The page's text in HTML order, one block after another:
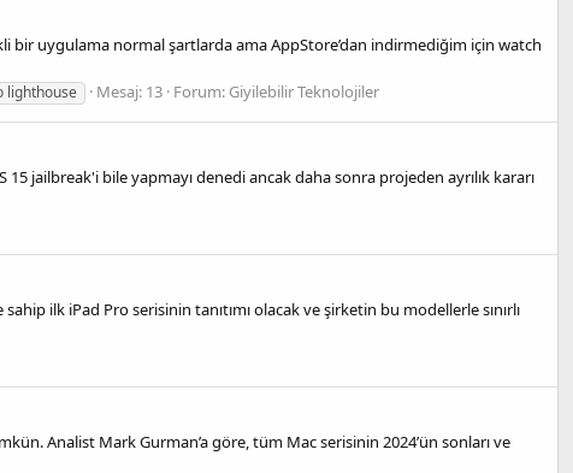
uygulama normal şartlarda ama AppStore’dan indirmediğim için watch
lighthouse Mesaj: 13 Forum: Giyilebilir Teknolojiler
15 jailbreak'i bile yapmayı denedi ancak daha sonra projeden ayrılık kararı
ilk iPad Pro serisinin tanıtımı olacak ve şirketin bu modellerle sınırlı
Analist Mark Gurman’a göre, tüm Mac serisinin 2024’ün sonları ve